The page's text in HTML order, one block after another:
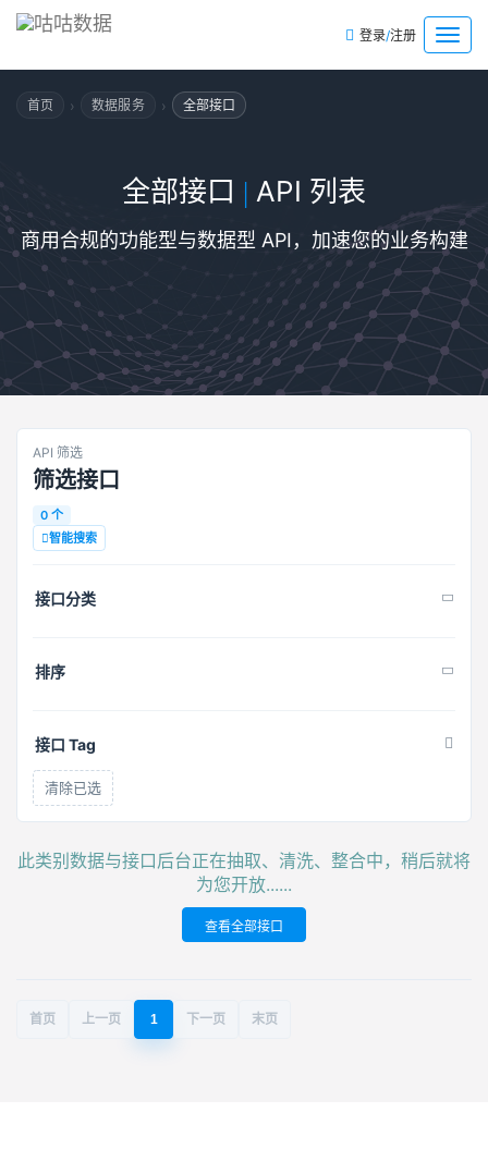
菜
单
登录/注册
首页 › 数据服务 › 全部接口
全部接口 | API 列表
商用合规的功能型与数据型 API，加速您的业务构建
API 筛选
筛选接口
0 个
智能搜索
接口分类
排序
接口 Tag
清除已选
此类别数据与接口后台正在抽取、清洗、整合中，稍后就将
为您开放......
查看全部接口
首页 上一页 1 下一页 末页